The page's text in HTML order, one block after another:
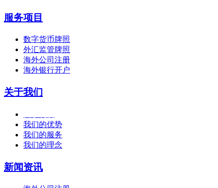
服务项目
数字货币牌照
外汇监管牌照
海外公司注册
海外银行开户
关于我们
我们的优势
我们的服务
我们的理念
新闻资讯